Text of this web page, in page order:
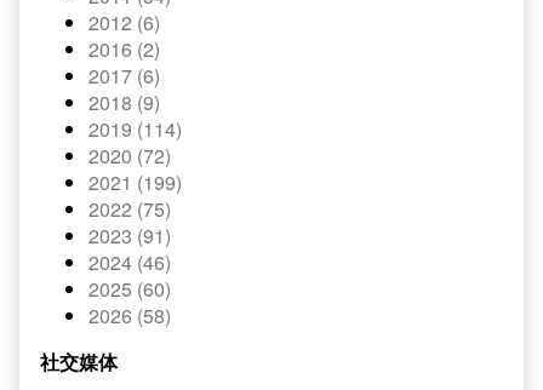
2012 (6)
2016 (2)
2017 (6)
2018 (9)
2019 (114)
2020 (72)
2021 (199)
2022 (75)
2023 (91)
2024 (46)
2025 (60)
2026 (58)
社交媒体